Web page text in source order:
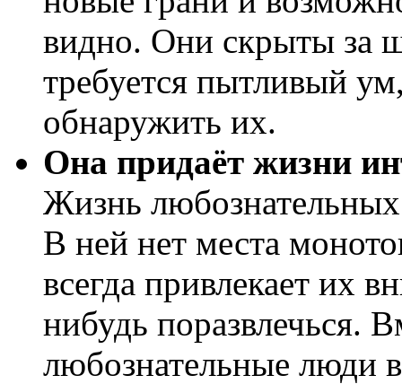
видно. Они скрыты за
требуется пытливый
обнаружить их.
Она придаёт жизни
Жизнь любознательных
В ней нет места
всегда привлекает их
нибудь поразвлечься.
любознательные люди